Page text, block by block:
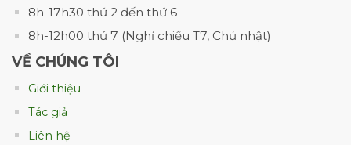
chiếc túi giấy gói quà độc đáo?
Để một chiếc túi giấy không chỉ đẹp mà còn
góp phần nâng tầm giá trị món quà, doanh
lựa chọn chất liệu và đơn vị sản xuất. Một
mẫu túi được đầu tư bài bản sẽ giúp khách
hàng ghi nhớ thương hiệu lâu hơn, đồng
8h-17h30 thứ 2 đến thứ 6
8h-12h00 thứ 7 (Nghỉ chiều T7, Chủ nhật)
VỀ CHÚNG TÔI
Giới thiệu
Tác giả
Liên hệ